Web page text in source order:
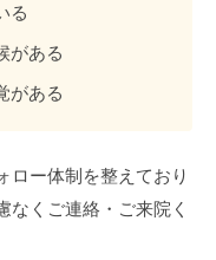
る
がある
がある
ロー体制を整えており
なくご連絡・ご来院く